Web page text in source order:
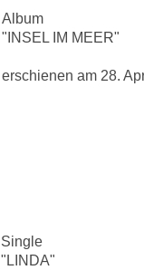
Album
"INSEL IM MEER"
erschienen am 28.
Single
"LINDA"